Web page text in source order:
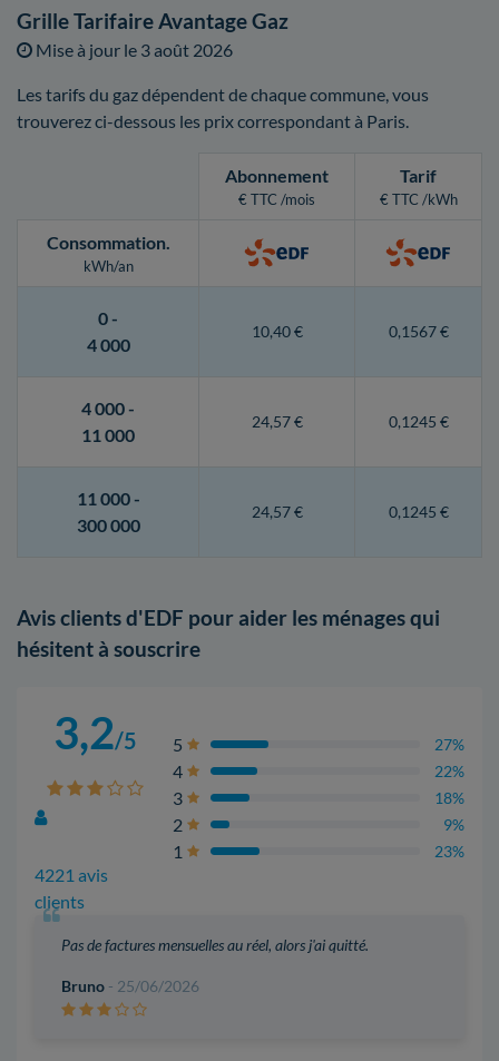
Grille Tarifaire Avantage Gaz
Mise à jour le 3 août 2026
Les tarifs du gaz dépendent de chaque commune, vous
trouverez ci-dessous les prix correspondant à Paris.
Abonnement
€ TTC /mois
Tarif
€ TTC /kWh
Consommation.
kWh/an
0 -
4 000
10,40 € 0,1567 €
4 000 -
11 000
24,57 € 0,1245 €
11 000 -
300 000
24,57 € 0,1245 €
Avis clients d'EDF pour aider les ménages qui
hésitent à souscrire
3,2/5
4221 avis
clients
5 27%
4 22%
3 18%
2 9%
1 23%
Pas de factures mensuelles au réel, alors j'ai quitté.
Bruno - 25/06/2026